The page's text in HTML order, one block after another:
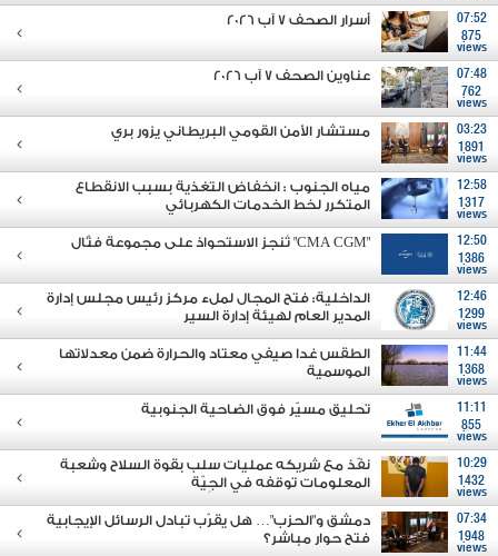
07:52
875
views
أسرار الصحف 7 آب 2026
07:48
762
views
عناوين الصحف 7 آب 2026
03:23
1891
views
مستشار الأمن القومي البريطاني يزور بري
12:58
1317
views
مياه الجنوب : انخفاض التغذية بسبب الانقطاع
المتكرر لخط الخدمات الكهربائي
12:50
1386
views
"CMA CGM" تُنجز الاستحواذ على مجموعة فتّال
12:46
1299
views
الداخلية: فتح المجال لملء مركز رئيس مجلس إدارة
المدير العام لهيئة إدارة السير
11:44
1368
views
الطقس غدا صيفي معتاد والحرارة ضمن معدلاتها
الموسمية
11:11
855
views
تحليق مسيّر فوق الضاحية الجنوبية
10:29
1432
views
نفّذ مع شريكه عمليات سلب بقوة السلاح وشعبة
المعلومات توقفه في الجِيّة
07:34
1948
views
دمشق و"الحزب"… هل يقرّب تبادل الرسائل الإيجابية
فتح حوار مباشر؟